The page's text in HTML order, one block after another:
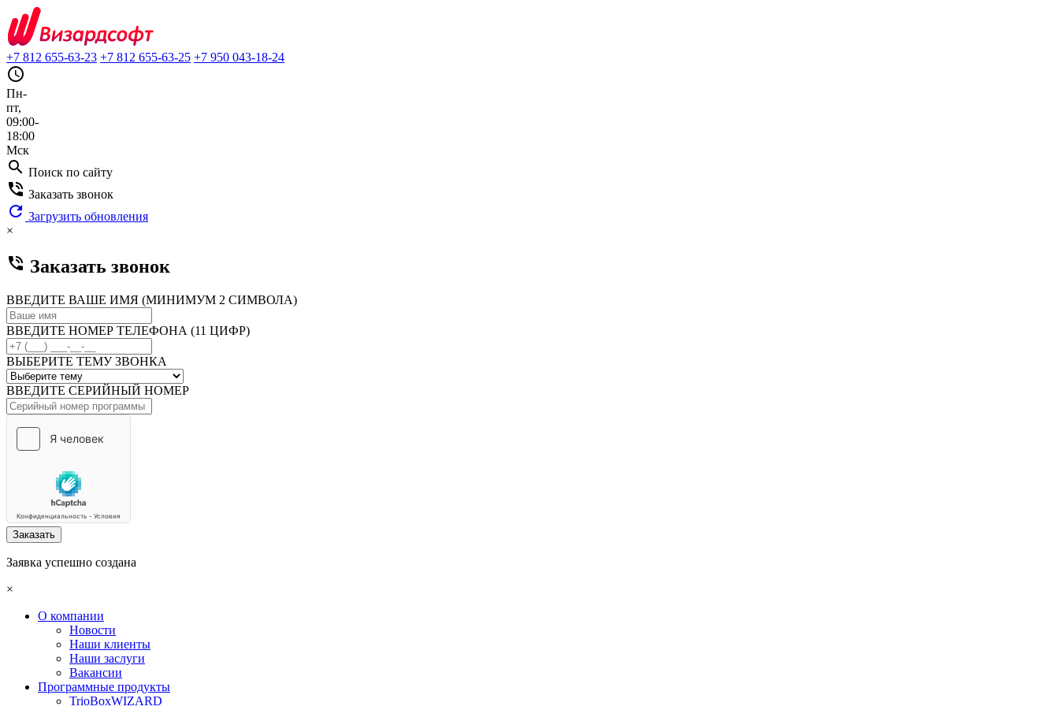
+7 812 655-63-23 +7 812 655-63-25 +7 950 043-18-24
query_builder
Пн-
пт,
09:00-
18:00
Мск
search Поиск по сайту
phone_in_talk Заказать звонок
refresh Загрузить обновления
×
phone_in_talk Заказать звонок
ВВЕДИТЕ ВАШЕ ИМЯ (МИНИМУМ 2 СИМВОЛА)
ВВЕДИТЕ НОМЕР ТЕЛЕФОНА (11 ЦИФР)
ВЫБЕРИТЕ ТЕМУ ЗВОНКА
ВВЕДИТЕ СЕРИЙНЫЙ НОМЕР
Заказать
Заявка успешно создана
×
О компании
Новости
Наши клиенты
Наши заслуги
Вакансии
Программные продукты
TrioBoxWIZARD